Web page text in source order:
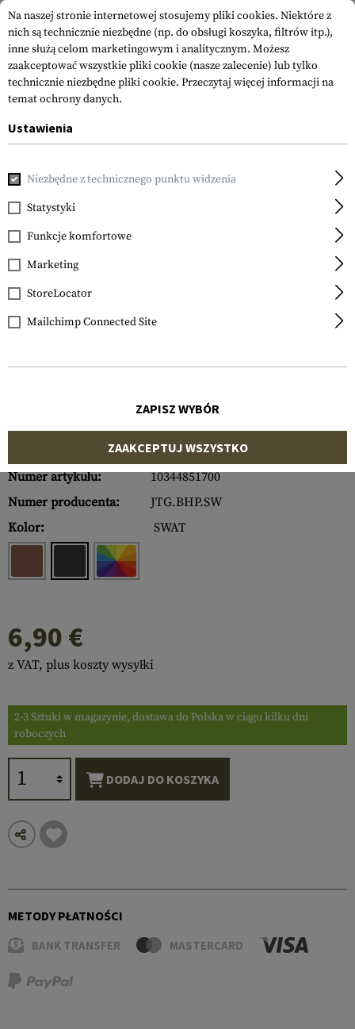
JTG
Bitch Hunter Rubber
Patch
Numer artykułu:
10344851700
Numer producenta:
JTG.BHP.SW
Kolor:
SWAT
6,90 €
z VAT, plus koszty wysyłki
2-3 Sztuki w magazynie, dostawa do Polska w ciągu kilku dni
roboczych
DODAJ DO KOSZYKA
METODY PŁATNOŚCI
BANK TRANSFER MASTERCARD
Na naszej stronie internetowej stosujemy pliki cookies. Niektóre z
nich są technicznie niezbędne (np. do obsługi koszyka, filtrów itp.),
inne służą celom marketingowym i analitycznym. Możesz
zaakceptować wszystkie pliki cookie (nasze zalecenie) lub tylko
technicznie niezbędne pliki cookie. Przeczytaj więcej informacji na
temat ochrony danych.
Ustawienia
Niezbędne z technicznego punktu widzenia
Statystyki
Funkcje komfortowe
Marketing
StoreLocator
Mailchimp Connected Site
ZAPISZ WYBÓR
ZAAKCEPTUJ WSZYSTKO